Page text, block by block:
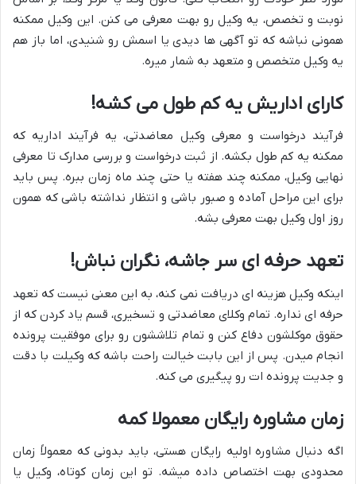
نوبت و تخصص، یه وکیل رو بهت معرفی می کنن. این وکیل ممکنه
همونی نباشه که تو آگهی ها دیدی یا اسمش رو شنیدی، اما باز هم
یه وکیل متخصص و متعهد به شمار میره.
کارای اداریش یه کم طول می کشه!
فرآیند درخواست و معرفی وکیل معاضدتی، یه فرآیند اداریه که
ممکنه یه کم طول بکشه. از ثبت درخواست و بررسی مدارک تا معرفی
نهایی وکیل، ممکنه چند هفته یا حتی چند ماه زمان ببره. پس باید
برای این مراحل آماده و صبور باشی و انتظار نداشته باشی که همون
روز اول وکیل بهت معرفی بشه.
تعهد حرفه ای سر جاشه، نگران نباش!
اینکه وکیل هزینه ای دریافت نمی کنه، به این معنی نیست که تعهد
حرفه ای نداره. تمام وکلای معاضدتی و تسخیری، قسم یاد کردن که از
حقوق موکلشون دفاع کنن و تمام تلاششون رو برای موفقیت پرونده
انجام میدن. پس از این بابت خیالت راحت باشه که وکیلت با دقت
و جدیت پرونده ات رو پیگیری می کنه.
زمان مشاوره رایگان معمولا کمه
اگه دنبال مشاوره اولیه رایگان هستی، باید بدونی که معمولاً زمان
محدودی بهت اختصاص داده میشه. تو این زمان کوتاه، وکیل یا